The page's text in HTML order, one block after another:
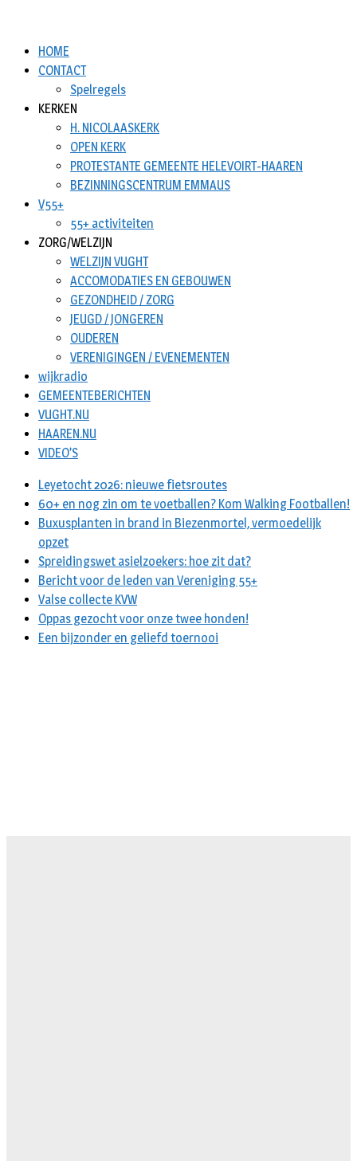
HOME
CONTACT
Spelregels
KERKEN
H. NICOLAASKERK
OPEN KERK
PROTESTANTE GEMEENTE HELEVOIRT-HAAREN
BEZINNINGSCENTRUM EMMAUS
V55+
55+ activiteiten
ZORG/WELZIJN
WELZIJN VUGHT
ACCOMODATIES EN GEBOUWEN
GEZONDHEID / ZORG
JEUGD / JONGEREN
OUDEREN
VERENIGINGEN / EVENEMENTEN
wijkradio
GEMEENTEBERICHTEN
VUGHT.NU
HAAREN.NU
VIDEO’S
Leyetocht 2026: nieuwe fietsroutes
60+ en nog zin om te voetballen? Kom Walking Footballen!
Buxusplanten in brand in Biezenmortel, vermoedelijk
opzet
Spreidingswet asielzoekers: hoe zit dat?
Bericht voor de leden van Vereniging 55+
Valse collecte KVW
Oppas gezocht voor onze twee honden!
Een bijzonder en geliefd toernooi